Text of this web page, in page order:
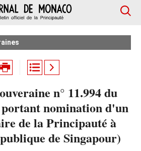
n° 11.994 du
nomination d'un
de la Principauté à
de Singapour)